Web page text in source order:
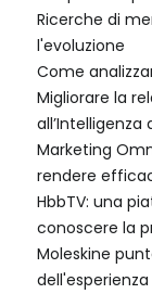
Ricerche di
l'evoluzione
Come
Migliorare la
all’Intelligenza
Marketing
rendere
HbbTV: una
conoscere la
Moleskine